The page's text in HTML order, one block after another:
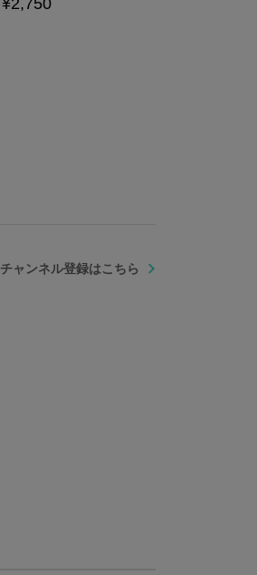
¥2,750
チャンネル登録はこちら